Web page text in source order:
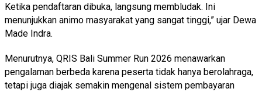
Ketika pendaftaran dibuka, langsung membludak. Ini
menunjukkan animo masyarakat yang sangat tinggi,” ujar Dewa
Made Indra.
Menurutnya, QRIS Bali Summer Run 2026 menawarkan
pengalaman berbeda karena peserta tidak hanya berolahraga,
tetapi juga diajak semakin mengenal sistem pembayaran